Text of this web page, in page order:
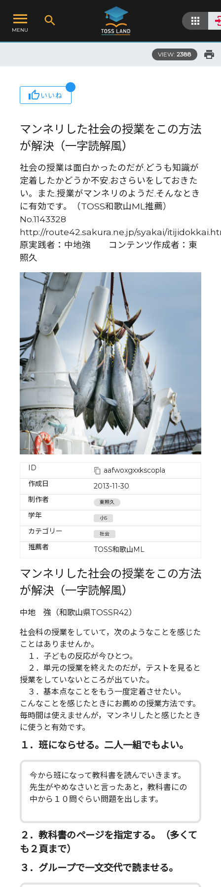
MENU
VIEW: 2388
いいね
マンネリした社会の授業をこの方法
が解決（一字読解風）
社会の授業は面白かったのだが.どうも知識が
定着したかどうか不安.おさらいをしておきた
い。また.授業がマンネリのようだ.そんなとき
に有効です。（TOSS和歌山ML推薦）
No.1143328
http://route42.sakura.ne.jp/syakai/
原実践者：中地強 コンテンツ作成者：東
照久
ID
aafwoxgxxkscopla
作成日
2013-11-30
制作者
東照久
学年 小5
カテゴリー 社会
推薦者 TOSS和歌山ML
マンネリした社会の授業をこの方法
が解決（一字読解風）
中地 強（和歌山県TOSSR42）
社会科の授業をしていて，次のようなことを感じた
ことはありませんか。
１．子どもの反応が今ひとつ。
２．単元の授業を終えたのだが，テストを見ると
授業をしていないところが出ていた。
３．基本点なことをもう一度定着させたい。
こんなことを感じたときにお薦めの授業方法です。
毎時間は使えませんが，マンネリしたと感じたとき
に使うと有効です。
１．班にならせる。二人一組でもよい。
今から班になって教科書を読んでいきます。
先生がやめなさいと言ったあと，教科書にの
中から１０問ぐらい問題を出します。
２．教科書のページを指定する。（多くて
も２頁まで）
３．グループで一文交代で読ませる。